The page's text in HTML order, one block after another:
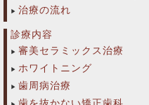
治療の流れ
診療内容
審美セラミックス治療
ホワイトニング
歯周病治療